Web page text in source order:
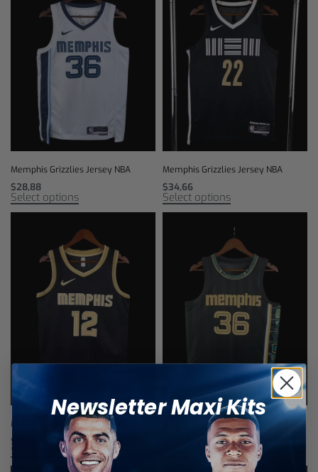
Memphis Grizzlies Jersey NBA
$28,88
Select options
Memphis Grizzlies Jersey NBA
$34,66
Select options
Memphis Grizzlies Jersey NBA
$
Select options
Memphis Grizzlies Jersey NBA
Select options
Newsletter Maxi Kits